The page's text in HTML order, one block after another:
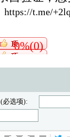
https://t.me/
0%(0)
必选项):